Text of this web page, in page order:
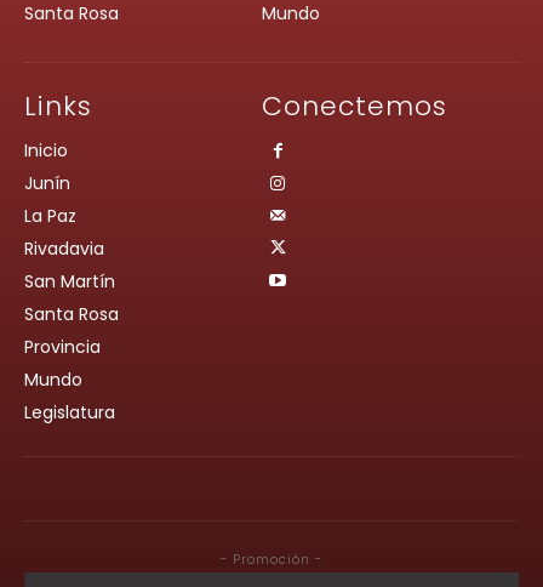
Santa Rosa
Mundo
Links
Inicio
Junín
La Paz
Rivadavia
San Martín
Santa Rosa
Provincia
Mundo
Legislatura
Conectemos
- Promoción -